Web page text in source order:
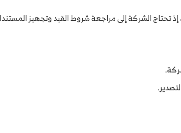
تحتاج الشركة إلى مراجعة شروط القيد وتجهيز